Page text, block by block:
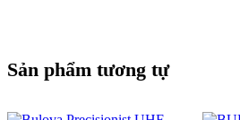
Sản phẩm tương tự